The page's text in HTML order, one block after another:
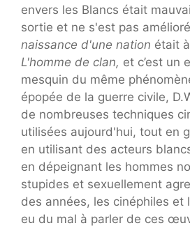
envers les Blancs était
sortie et ne s'est pas
naissance d'une nation était
L'homme de clan, et c’est un
mesquin du même
épopée de la guerre civile,
de nombreuses techniques
utilisées aujourd'hui, tout en
en utilisant des acteurs
en dépeignant les hommes
stupides et sexuellement
des années, les cinéphiles et
eu du mal à parler de ces